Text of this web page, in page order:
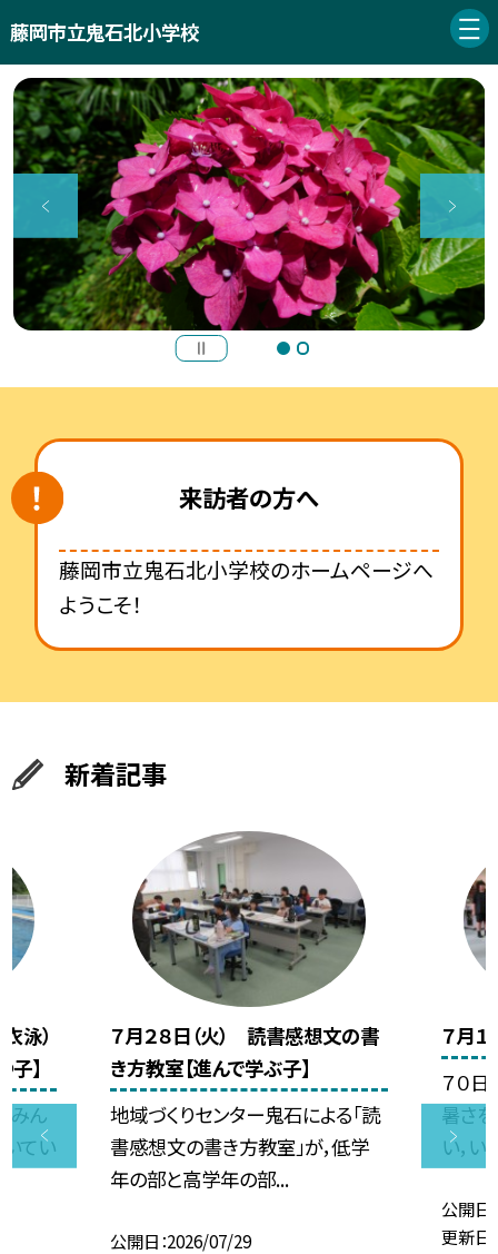
藤岡市立鬼石北小学校
来訪者の方へ
藤岡市立鬼石北小学校のホームページへ
ようこそ！
新着記事
泳）
子】
みん
てい
７月２８日（火） 読書感想文の書
き方教室【進んで学ぶ子】
地域づくりセンター鬼石による「読
書感想文の書き方教室」が，低学
年の部と高学年の部...
公開日 2026/07/29
７月
７０
暑さ
い，
公開日
更新日